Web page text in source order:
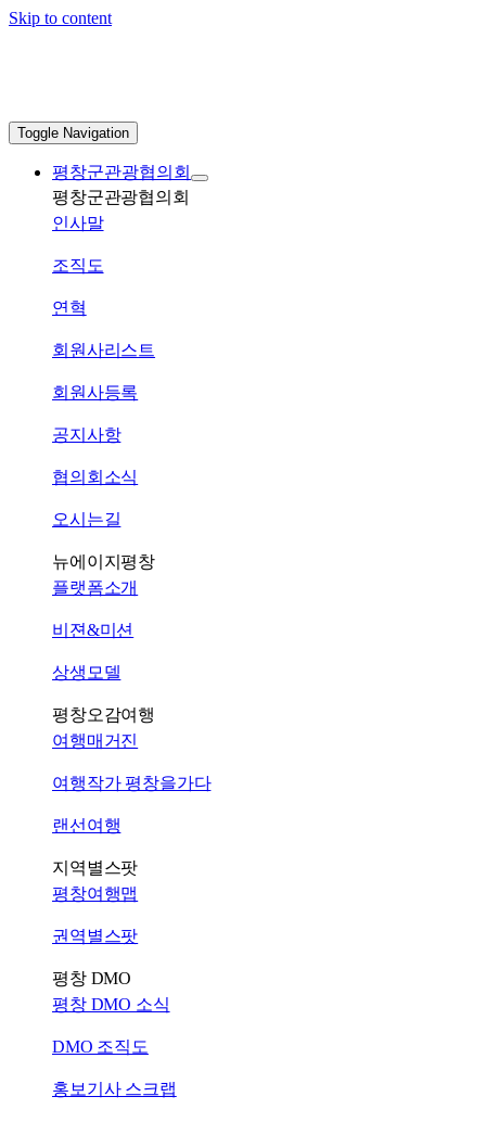
Skip to content
Toggle Navigation
평창군관광협의회
평창군관광협의회
인사말
조직도
연혁
회원사리스트
회원사등록
공지사항
협의회소식
오시는길
뉴에이지평창
플랫폼소개
비젼&미션
상생모델
평창오감여행
여행매거진
여행작가 평창을가다
랜선여행
지역별스팟
평창여행맵
권역별스팟
평창 DMO
평창 DMO 소식
DMO 조직도
홍보기사 스크랩